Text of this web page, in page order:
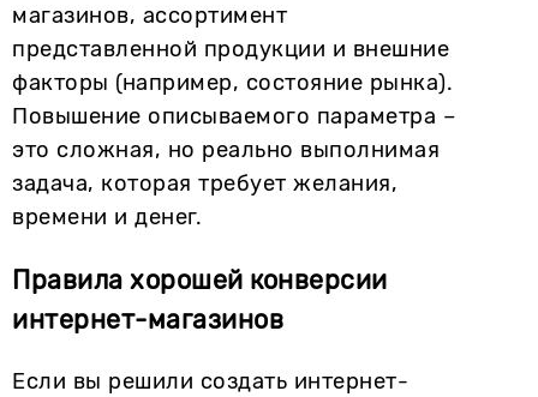
магазинов, ассортимент
представленной продукции и внешние
факторы (например, состояние рынка).
Повышение описываемого параметра –
это сложная, но реально выполнимая
задача, которая требует желания,
времени и денег.
Правила хорошей конверсии
интернет-магазинов
Если вы решили создать интернет-